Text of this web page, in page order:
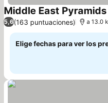
Middle East
5,6(163 puntuaciones) a 13.0
Elige fechas para ver los